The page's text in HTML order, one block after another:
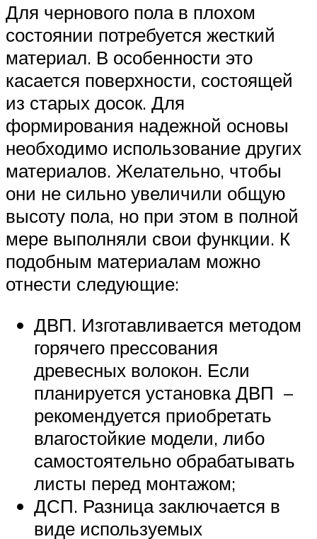
Для чернового пола в плохом
состоянии потребуется жесткий
материал. В особенности это
касается поверхности, состоящей
из старых досок. Для
формирования надежной основы
необходимо использование других
материалов. Желательно, чтобы
они не сильно увеличили общую
высоту пола, но при этом в полной
мере выполняли свои функции. К
подобным материалам можно
отнести следующие:
ДВП. Изготавливается методом
горячего прессования
древесных волокон. Если
планируется установка ДВП –
рекомендуется приобретать
влагостойкие модели, либо
самостоятельно обрабатывать
листы перед монтажом;
ДСП. Разница заключается в
виде используемых